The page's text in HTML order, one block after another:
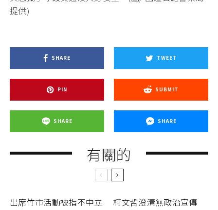
提供)
SHARE TWEET
PIN SUBMIT
SHARE SHARE
有關的
出席竹市活動被指不中立 柯文哲澄清無政治宣傳